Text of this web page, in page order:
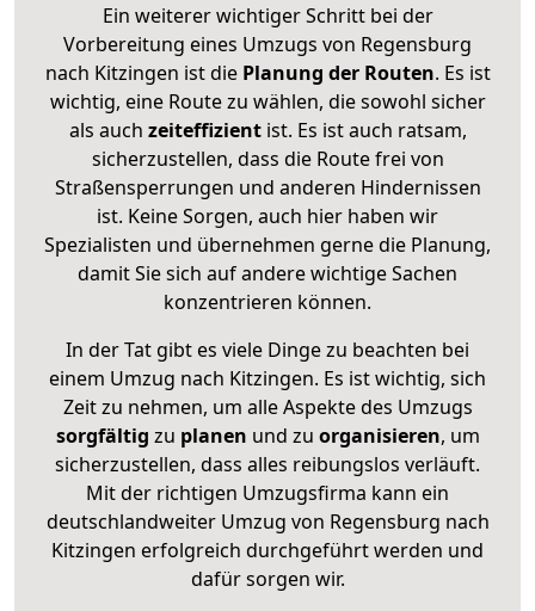
Ein weiterer wichtiger Schritt bei der
Vorbereitung eines Umzugs von Regensburg
nach Kitzingen ist diePlanung der Routen. Es ist
wichtig, eine Route zu wählen, die sowohl sicher
als auch zeiteffizientist. Es ist auch ratsam,
sicherzustellen, dass die Route frei von
Straßensperrungen und anderen Hindernissen
ist. Keine Sorgen, auch hier haben wir
Spezialisten und übernehmen gerne die Planung,
damit Sie sich auf andere wichtige Sachen
konzentrieren können.
In der Tat gibt es viele Dinge zu beachten bei
einem Umzug nach Kitzingen. Es ist wichtig, sich
Zeit zu nehmen, um alle Aspekte des Umzugs
sorgfältig zu planen und zu organisieren, um
sicherzustellen, dass alles reibungslos verläuft.
Mit der richtigen Umzugsfirma kann ein
deutschlandweiter Umzug von Regensburg nach
Kitzingen erfolgreich durchgeführt werden und
dafür sorgen wir.